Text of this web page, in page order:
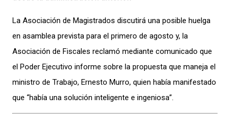
La Asociación de Magistrados discutirá una posible huelga
en asamblea prevista para el primero de agosto y, la
Asociación de Fiscales reclamó mediante comunicado que
el Poder Ejecutivo informe sobre la propuesta que maneja el
ministro de Trabajo, Ernesto Murro, quien había manifestado
que “había una solución inteligente e ingeniosa”.